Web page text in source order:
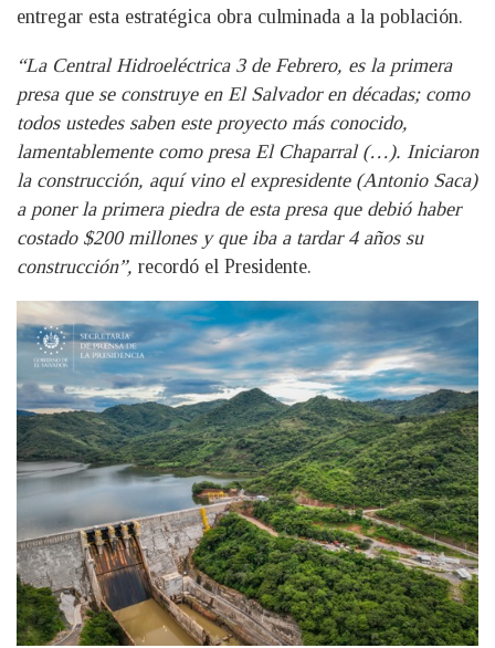
entregar esta estratégica obra culminada a la población.
“La Central Hidroeléctrica 3 de Febrero, es la primera
presa que se construye en El Salvador en décadas; como
todos ustedes saben este proyecto más conocido,
lamentablemente como presa El Chaparral (…). Iniciaron
la construcción, aquí vino el expresidente (Antonio Saca)
a poner la primera piedra de esta presa que debió haber
costado $200 millones y que iba a tardar 4 años su
construcción”, recordó el Presidente.